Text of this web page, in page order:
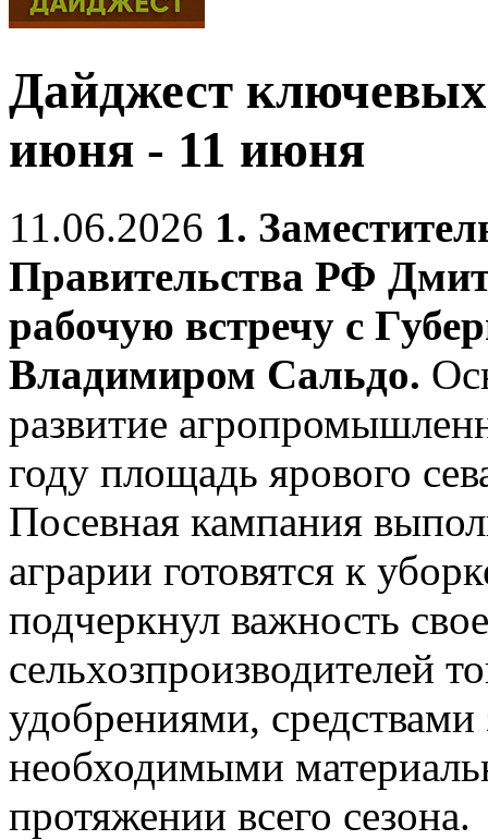
Дайджест
июня - 11 июня
11.06.2026 1.
Правительства РФ
рабочую встречу с
Владимиром Сальдо.
развитие
году площадь ярового
Посевная кампания
аграрии готовятся к
подчеркнул важность
сельхозпроизводителей
удобрениями,
необходимыми
протяжении всего сезона.